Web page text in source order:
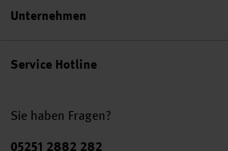
Service Hotline
Sie haben Fragen?
Telefonnummer
05251 2882 282
Unternehmen